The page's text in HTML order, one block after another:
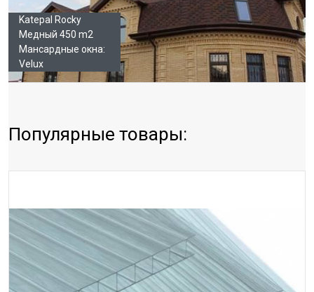
Katepal Rocky
Медный 450 m2
Мансардные окна:
Velux
Популярные товары: